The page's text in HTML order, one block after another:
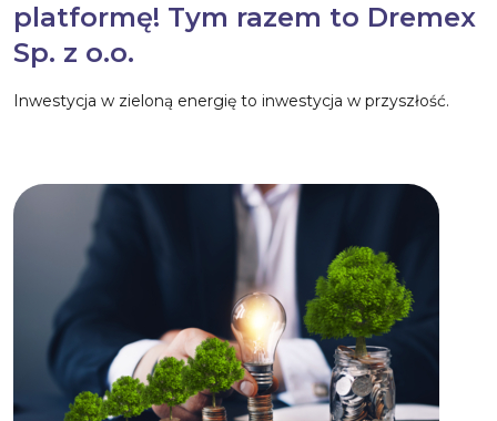
platformę! Tym razem to Dremex
Sp. z o.o.
Inwestycja w zieloną energię to inwestycja w przyszłość.